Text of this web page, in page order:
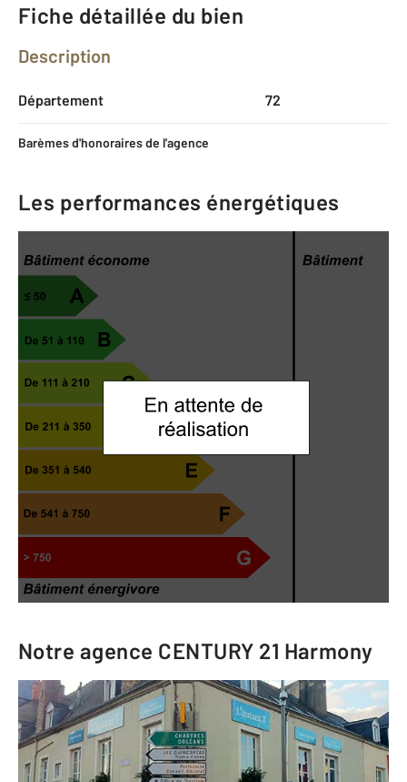
Fiche détaillée du bien
Description
Département 72
Barèmes d'honoraires de l'agence
Les performances énergétiques
Notre agence CENTURY 21 Harmony